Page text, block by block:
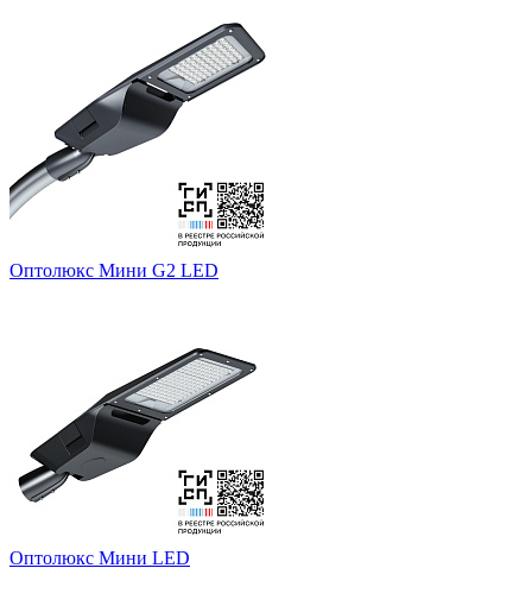
Оптолюкс Мини G2 LED
Оптолюкс Мини LED